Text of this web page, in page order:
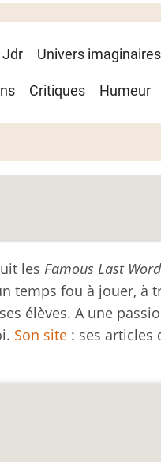
Jdr Univers imaginaires
Critiques Humeur
les Famous Last
temps fou à jouer, à
élèves. A une
Son site : ses articles